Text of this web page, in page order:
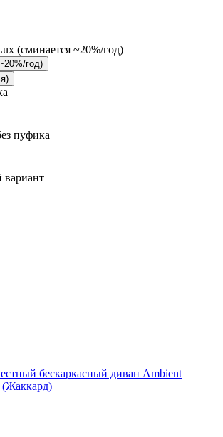
(cминается ~20%/год)
год)
пуфика
вариант
бескаркасный диван Ambient
(Жаккард)